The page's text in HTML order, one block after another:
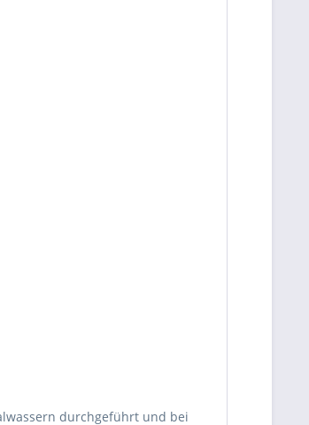
durchgeführt und bei